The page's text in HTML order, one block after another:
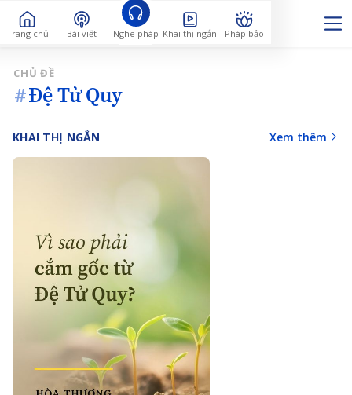
Trang chủ Bài viết Nghe pháp Khai thị ngắn Pháp bảo
CHỦ ĐỀ
#Đệ Tử Quy
KHAI THỊ NGẮN Xem thêm